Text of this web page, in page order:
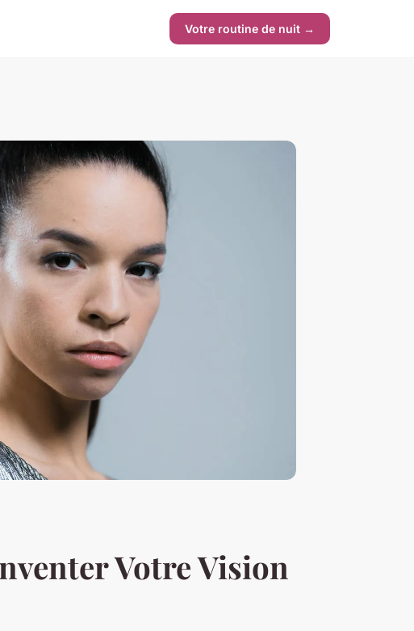
Votre routine de nuit →
Votre Vision